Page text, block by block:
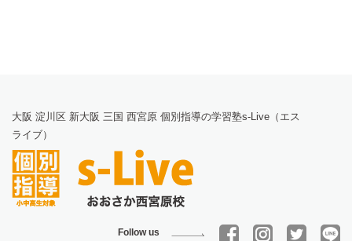
大阪 淀川区 新大阪 三国 西宮原 個別指導の学習塾s-Live（エス
ライブ）
Follow us